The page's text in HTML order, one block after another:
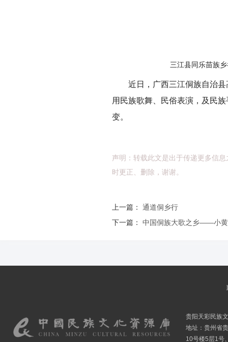
三江县同乐苗族
近日，广西三江侗族自治县
用民族歌舞、民俗表演，及民
变。
声明：转载此文是出于传递更多信
时更正、删除，谢谢。
上一篇： 通道侗乡行
下一篇： 中国侗族大歌之乡——小
贵阳天彩民族
地址：贵州省
10号楼5层1号